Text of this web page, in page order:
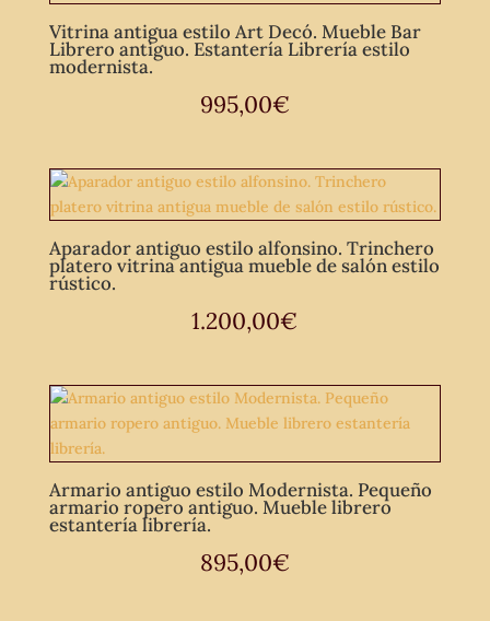
Vitrina antigua estilo Art Decó. Mueble Bar
Librero antiguo. Estantería Librería estilo
modernista.
995,00€
Aparador antiguo estilo alfonsino. Trinchero
platero vitrina antigua mueble de salón estilo
rústico.
1.200,00€
Armario antiguo estilo Modernista. Pequeño
armario ropero antiguo. Mueble librero
estantería librería.
895,00€